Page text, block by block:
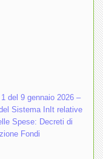
del 9 gennaio 2026 –
Sistema InIt relative
Spese: Decreti di
Fondi